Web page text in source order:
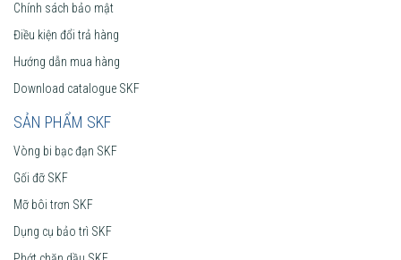
Chính sách bảo mật
Điều kiện đổi trả hàng
Hướng dẫn mua hàng
Download catalogue SKF
SẢN PHẨM SKF
Vòng bi bạc đạn SKF
Gối đỡ SKF
Mỡ bôi trơn SKF
Dụng cụ bảo trì SKF